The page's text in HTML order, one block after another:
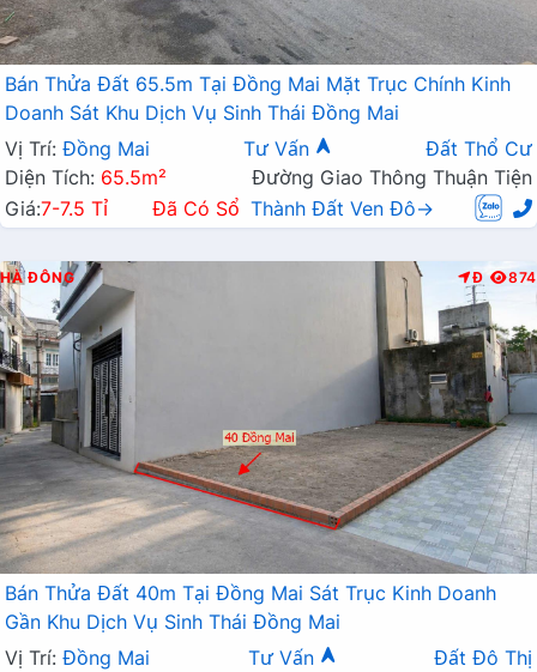
Bán Thửa Đất 65.5m Tại Đồng Mai Mặt Trục Chính Kinh
Doanh Sát Khu Dịch Vụ Sinh Thái Đồng Mai
Vị Trí: Đồng Mai Tư Vấn
Đất Thổ Cư
Diện Tích: 65.5m²
Đường Giao Thông Thuận Tiện
Giá:7-7.5 Tỉ Đã Có Sổ Thành Đất Ven Đô→
HÀ ĐÔNG Đ 874
Bán Thửa Đất 40m Tại Đồng Mai Sát Trục Kinh Doanh
Gần Khu Dịch Vụ Sinh Thái Đồng Mai
Vị Trí: Đồng Mai Tư Vấn
Đất Đô Thị